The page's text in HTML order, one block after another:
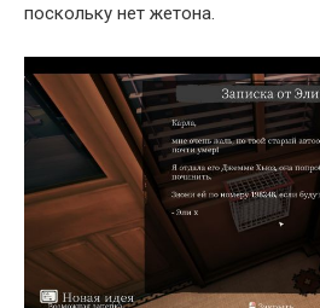
поскольку нет жетона.